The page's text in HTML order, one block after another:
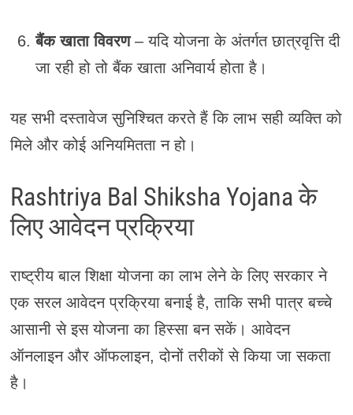
बैंक खाता विवरण– यदि योजना के अंतर्गत छात्रवृत्ति दी
जा रही हो तो बैंक खाता अनिवार्य होता है।
यह सभी दस्तावेज सुनिश्चित करते हैं कि लाभ सही व्यक्ति को
मिले और कोई अनियमितता न हो।
Rashtriya Bal Shiksha Yojana के
लिए आवेदन प्रक्रिया
राष्ट्रीय बाल शिक्षा योजना का लाभ लेने के लिए सरकार ने
एक सरल आवेदन प्रक्रिया बनाई है, ताकि सभी पात्र बच्चे
आसानी से इस योजना का हिस्सा बन सकें। आवेदन
ऑनलाइन और ऑफलाइन, दोनों तरीकों से किया जा सकता
है।